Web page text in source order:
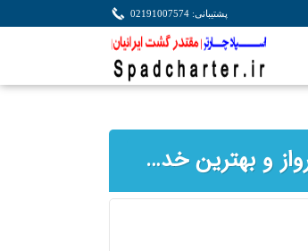
پشتیبانی: 02191007574
بلیط هواپیما شیراز مشهد با اسپادچارتر | خرید ارزان‌ترین پرواز و بهترین خدمات